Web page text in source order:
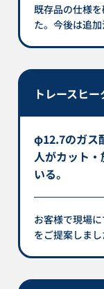
既存品の仕様
た。今後は追加
トレースヒー
φ12.7のガス
人がカット
いる。
お客様で現場
をご提案しまし